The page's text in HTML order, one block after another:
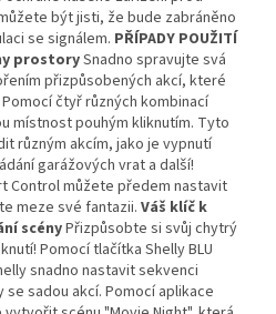
být jisti, že bude zabráněno
se signálem. PŘÍPADY POUŽITÍ
prostorySnadno spravujte svá
přizpůsobených akcí, které
čtyř různých kombinací
místnost pouhým kliknutím. Tyto
různým akcím, jako je vypnutí
garážových vrat a další!
Control můžete předem nastavit
meze své fantazii. Váš klíč k
scényPřizpůsobte si svůj chytrý
Pomocí tlačítka Shelly BLU
snadno nastavit sekvenci
sadou akcí. Pomocí aplikace